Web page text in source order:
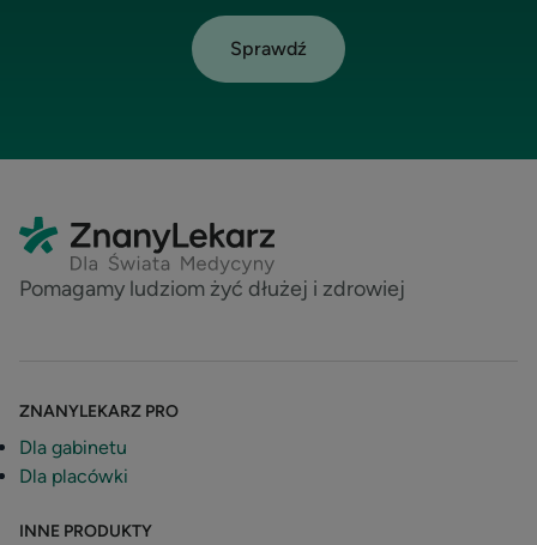
Sprawdź
Pomagamy ludziom żyć dłużej i zdrowiej
ZNANYLEKARZ PRO
Dla gabinetu
Dla placówki
INNE PRODUKTY